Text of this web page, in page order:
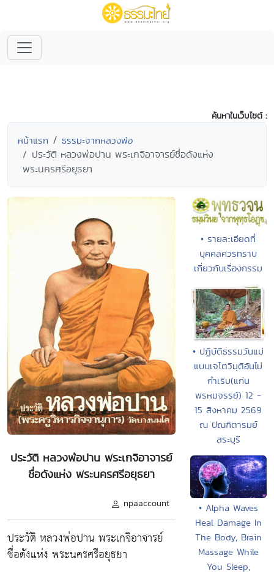
ค้นหาในเว็บไซต์ :
หน้าแรก ธรรมะจากหลวงพ่อ
ประวัติ หลวงพ่อปาน พระเกจิอาจารย์ชื่อดังแห่ง
พระนครศรีอยุธยา
ประวัติ หลวงพ่อปาน พระเกจิอาจารย์
ชื่อดังแห่ง พระนครศรีอยุธยา
npaaccount
ประวัติ หลวงพ่อปาน พระเกจิอาจารย์
ชื่อดังแห่ง พระนครศรีอยุธยา
• รายละเอียดที่
บุคคลควรทราบ
เกี่ยวกับเรื่องกรรม
• ปฏิบัติธรรมวันแม่
แบบเจโตวิมุติอันไม่
กำเริบ(แก่น
พรหมจรรย์) 12 -
15 สิงหาคม 2569
ณ ปัณฑิตารมย์
สระบุรี
• Alpha Waves
Heal Damage In
The Body, Brain
Massage While
You Sleep,